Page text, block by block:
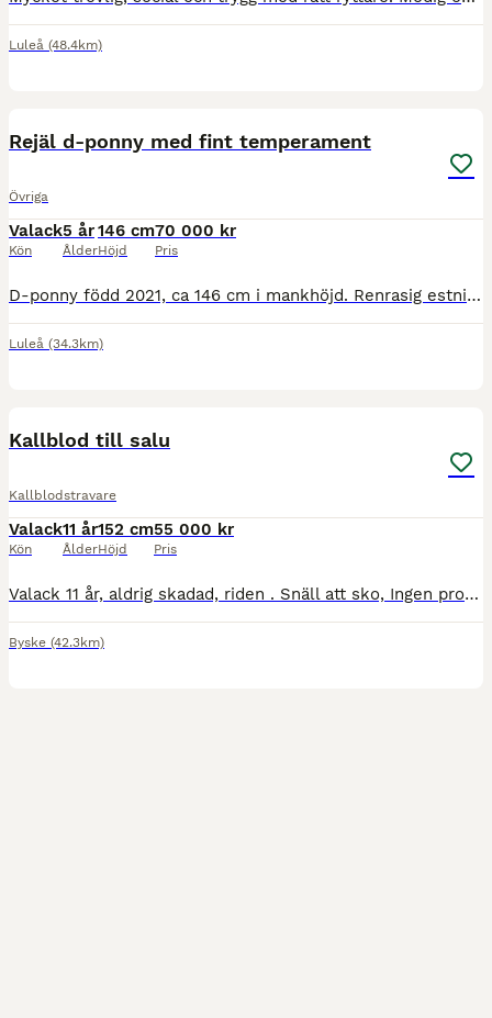
Luleå (48.4km)
Rejäl d-ponny med fint temperament
Övriga
Valack
Kön
5 år
Ålder
146 cm
Höjd
70 000 kr
Pris
D-ponny född 2021, ca 146 cm i mankhöjd. Renrasig estnisk häst (Estonian Native Horse). Importerad av mig när han var föl. Hans föräldrar tävlas i dressyr, hoppning och körning. En trygg, social och
Luleå (34.3km)
Kallblod till salu
Kallblodstravare
Valack
Kön
11 år
Ålder
152 cm
Höjd
55 000 kr
Pris
Valack 11 år, aldrig skadad, riden . Snäll att sko, Ingen problem lasta. Säljes p.g.a. hälsotillstånd-
Byske (42.3km)